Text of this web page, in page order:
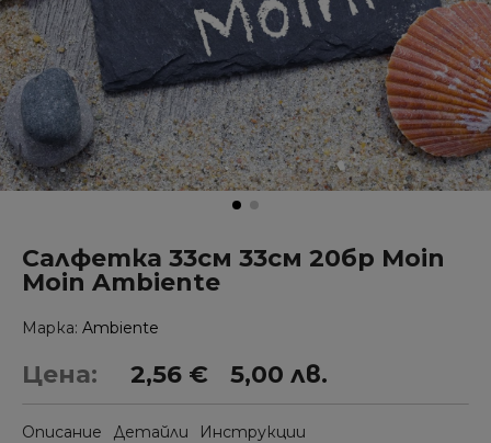
Салфетка 33см 33см 20бр Moin
Moin Ambiente
Марка Ambiente
Цена: 2,56 € 5,00 лв.
Описание Детайли Инструкции